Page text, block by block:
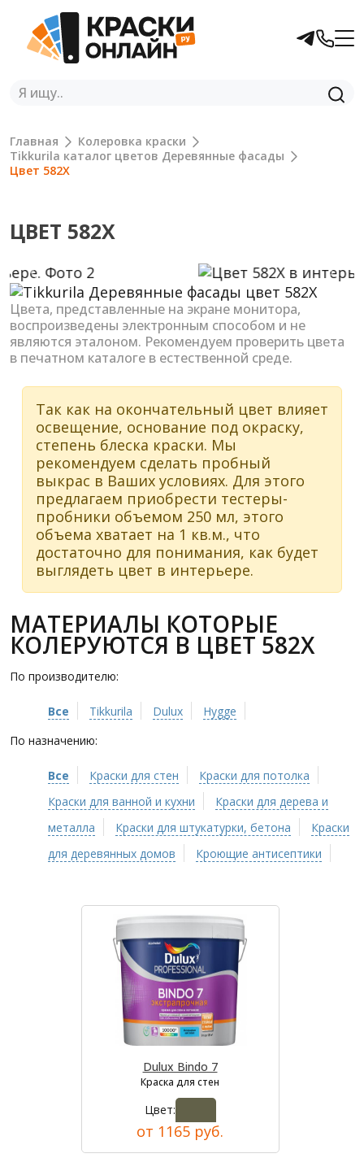
Главная
Колеровка краски
Tikkurila каталог цветов Деревянные фасады
Цвет 582X
ЦВЕТ 582X
Previous Next
Цвета, представленные на экране монитора,
воспроизведены электронным способом и не
являются эталоном. Рекомендуем проверить цвета
в печатном каталоге в естественной среде.
Так как на окончательный цвет влияет
освещение, основание под окраску,
степень блеска краски. Мы
рекомендуем сделать пробный
выкрас в Ваших условиях. Для этого
предлагаем приобрести тестеры-
пробники объемом 250 мл, этого
объема хватает на 1 кв.м., что
достаточно для понимания, как будет
выглядеть цвет в интерьере.
МАТЕРИАЛЫ КОТОРЫЕ
КОЛЕРУЮТСЯ В ЦВЕТ 582X
По производителю:
Все Tikkurila Dulux
Hygge
По назначению:
Все Краски для стен
Краски для потолка
Краски для ванной и кухни
Краски для дерева и
металла
Краски для штукатурки, бетона
Краски
для деревянных домов
Кроющие антисептики
Dulux Bindo 7
Краска для стен
Цвет:
от 1165 руб.